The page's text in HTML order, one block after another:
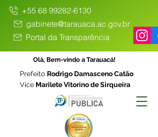
+55 68 99282-6130
gabinete@tarauaca.ac.gov.br
Portal da Transparência
Olá, Bem-vindo a Tarauacá!
Prefeito Rodrigo Damasceno Catão
Vice Marilete Vitorino de Sirqueira